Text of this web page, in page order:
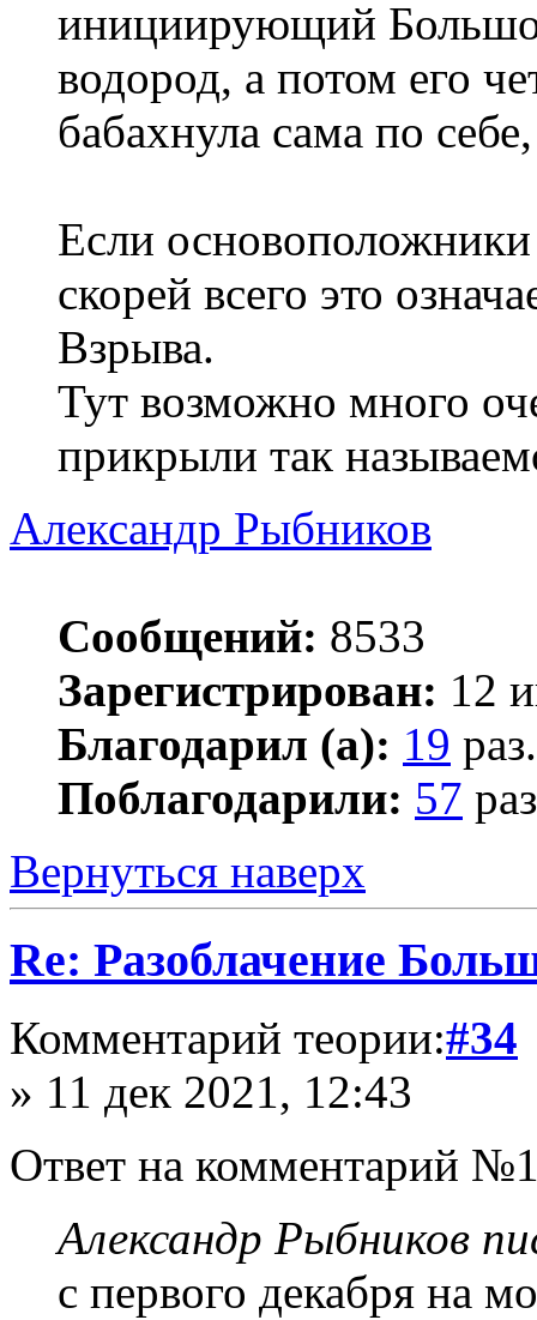
инициирующий
водород, а потом его
бабахнула сама по
Если
скорей всего это
Взрыва.
Тут возможно много
прикрыли так
Александр Рыбников
Сообщений: 8533
Зарегистрирован: 12
Благодарил (а): 19 раз.
Поблагодарили: 57
Вернуться наверх
Re: Разоблачение
Комментарий теории:#34
» 11 дек 2021, 12:43
Ответ на комментарий
Александр Рыбников
с первого декабря на